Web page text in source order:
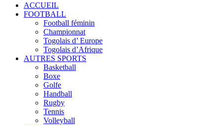
ACCUEIL
FOOTBALL
Football féminin
Championnat
Togolais d’ Europe
Togolais d’Afrique
AUTRES SPORTS
Basketball
Boxe
Golfe
Handball
Rugby
Tennis
Volleyball